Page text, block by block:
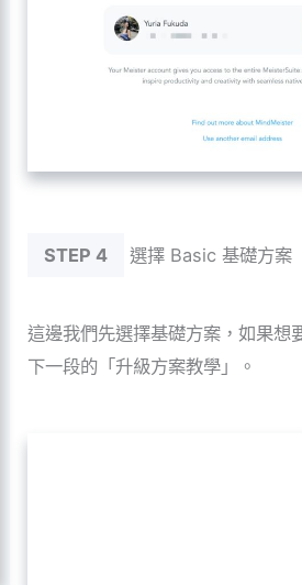
STEP 4 選擇 Basic 基礎方案
這邊我們先選擇基礎方案，如果想
下一段的「升級方案教學」。